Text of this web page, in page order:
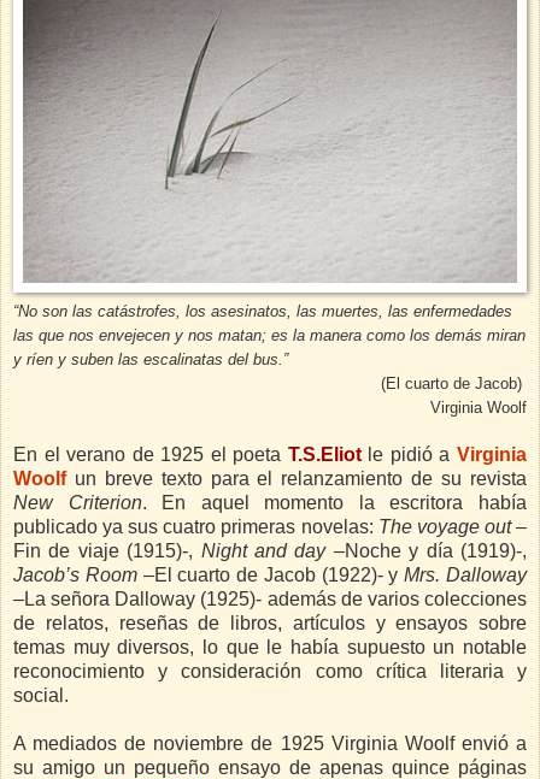
“No son las catástrofes, los asesinatos, las muertes, las enfermedades
las que nos envejecen y nos matan; es la manera como los demás miran
y ríen y suben las escalinatas del bus.”
(El cuarto de Jacob)
Virginia Woolf
En el verano de 1925 el poeta T.S.Eliot le pidió aVirginia
Woolf un breve texto para el relanzamiento de su revista
New Criterion. En aquel momento la escritora había
publicado ya sus cuatro primeras novelas: The voyage out–
Fin de viaje (1915)-, Night and day –Noche y día (1919)-,
Jacob’s Room–El cuarto de Jacob (1922)- yMrs. Dalloway
–La señora Dalloway (1925)- además de varios colecciones
de relatos, reseñas de libros, artículos y ensayos sobre
temas muy diversos, lo que le había supuesto un notable
reconocimiento y consideración como crítica literaria y
social.
A mediados de noviembre de 1925 Virginia Woolf envió a
su amigo un pequeño ensayo de apenas quince páginas